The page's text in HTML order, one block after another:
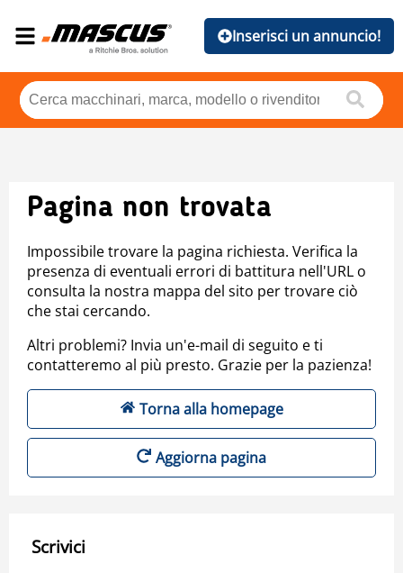
Inserisci un annuncio!
Pagina non trovata
Impossibile trovare la pagina richiesta. Verifica la
presenza di eventuali errori di battitura nell'URL o
consulta la nostra mappa del sito per trovare ciò
che stai cercando.
Altri problemi? Invia un'e-mail di seguito e ti
contatteremo al più presto. Grazie per la pazienza!
Torna alla homepage
Aggiorna pagina
Scrivici